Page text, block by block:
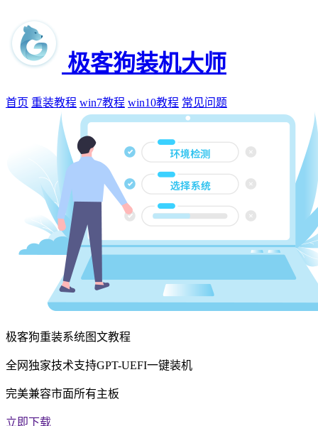
极客狗装机大师
首页 重装教程 win7教程 win10教程 常见问题
极客狗重装系统图文教程
全网独家技术支持GPT-UEFI一键装机
完美兼容市面所有主板
立即下载